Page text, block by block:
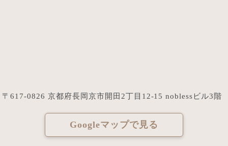
〒617-0826 京都府長岡京市開田2丁目12-15 noblessビル3階
Googleマップで見る